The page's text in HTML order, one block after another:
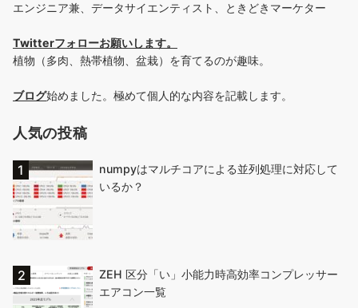
エンジニア兼、データサイエンティスト、ときどきマーケター
Twitterフォローお願いします。
植物（多肉、熱帯植物、盆栽）を育てるのが趣味。
ブログ始めました。極めて個人的な内容を記載します。
人気の投稿
numpyはマルチコアによる並列処理に対応して
いるか？
ZEH 区分「い」小能力時高効率コンプレッサー
エアコン一覧